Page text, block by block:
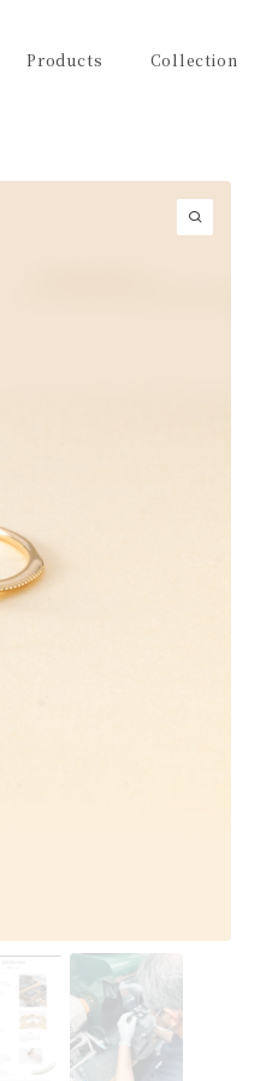
Products Collection